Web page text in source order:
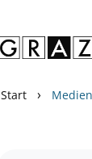
Start ›